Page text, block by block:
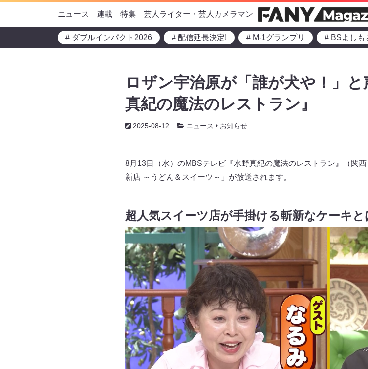
ニュース 連載 特集 芸人ライター・芸人カメラマン
# ダブルインパクト2026 # 配信延長決定! # M-1グランプリ # BSよしも
ロザン宇治原が「誰が犬や！」
真紀の魔法のレストラン』
2025-08-12 ニュース お知らせ
8月13日（水）のMBSテレビ『水野真紀の魔法のレストラン』（関
新店 ～うどん＆スイーツ～」が放送されます。
超人気スイーツ店が手掛ける斬新なケーキと